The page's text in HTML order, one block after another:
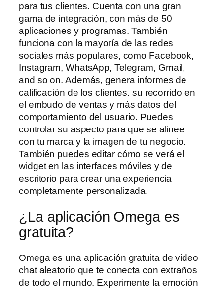
para tus clientes. Cuenta con una gran
gama de integración, con más de 50
aplicaciones y programas. También
funciona con la mayoría de las redes
sociales más populares, como Facebook,
Instagram, WhatsApp, Telegram, Gmail,
and so on. Además, genera informes de
calificación de los clientes, su recorrido en
el embudo de ventas y más datos del
comportamiento del usuario. Puedes
controlar su aspecto para que se alinee
con tu marca y la imagen de tu negocio.
También puedes editar cómo se verá el
widget en las interfaces móviles y de
escritorio para crear una experiencia
completamente personalizada.
¿La aplicación Omega es
gratuita?
Omega es una aplicación gratuita de video
chat aleatorio que te conecta con extraños
de todo el mundo. Experimente la emoción